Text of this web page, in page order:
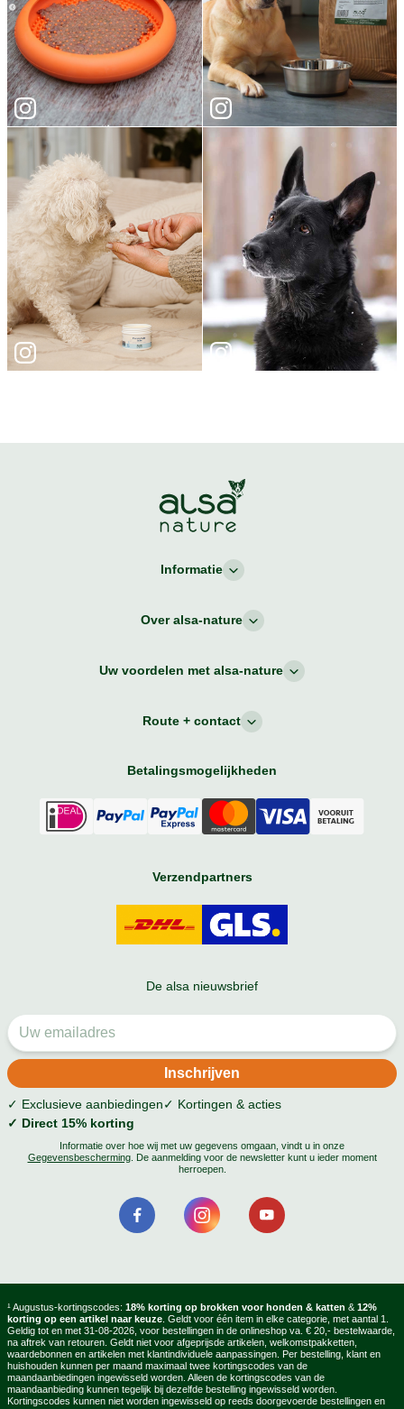
Informatie
Over alsa-nature
Uw voordelen met alsa-nature
Route + contact
Betalingsmogelijkheden
Verzendpartners
De alsa nieuwsbrief
✓ Exclusieve aanbiedingen✓ Kortingen & acties
✓ Direct 15% korting
Informatie over hoe wij met uw gegevens omgaan, vindt u in onze
Gegevensbescherming. De aanmelding voor de newsletter kunt u ieder moment
herroepen.
¹ Augustus-kortingscodes: 18% korting op brokken voor honden & katten & 12%
korting op een artikel naar keuze . Geldt voor één item in elke categorie, met aantal 1.
Geldig tot en met 31-08-2026, voor bestellingen in de onlineshop va. € 20,- bestelwaarde,
na aftrek van retouren. Geldt niet voor afgeprijsde artikelen, welkomstpakketten,
waardebonnen en artikelen met klantindividuele aanpassingen. Per bestelling, klant en
huishouden kunnen per maand maximaal twee kortingscodes van de
maandaanbiedingen ingewisseld worden. Alleen de kortingscodes van de
maandaanbieding kunnen tegelijk bij dezelfde bestelling ingewisseld worden.
Kortingscodes kunnen niet worden ingewisseld op reeds doorgevoerde bestellingen en